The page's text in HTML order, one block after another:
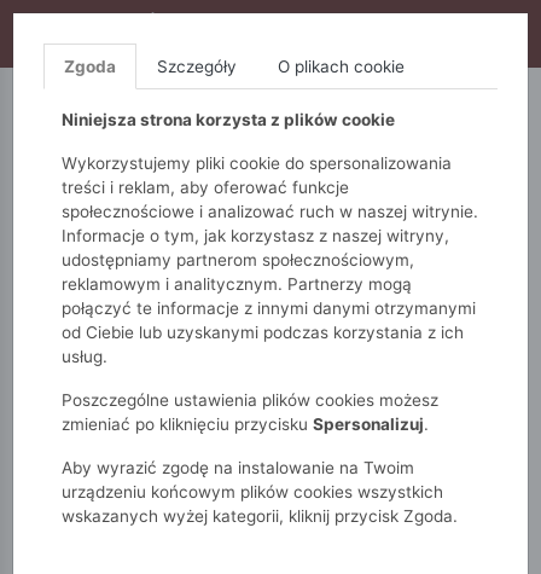
S10), DODATKOWE 15% ZA 3SZT (KOD: S15)
5.10.15. QUIOSQUE
Monnari Torby Na co dzień Torba z saszetką
Zgoda Szczegóły O plikach cookie
Niniejsza strona korzysta z plików cookie
Wykorzystujemy pliki cookie do spersonalizowania
treści i reklam, aby oferować funkcje
społecznościowe i analizować ruch w naszej witrynie.
Informacje o tym, jak korzystasz z naszej witryny,
udostępniamy partnerom społecznościowym,
reklamowym i analitycznym. Partnerzy mogą
połączyć te informacje z innymi danymi otrzymanymi
od Ciebie lub uzyskanymi podczas korzystania z ich
usług.
Poszczególne ustawienia plików cookies możesz
zmieniać po kliknięciu przycisku Spersonalizuj.
Aby wyrazić zgodę na instalowanie na Twoim
urządzeniu końcowym plików cookies wszystkich
wskazanych wyżej kategorii, kliknij przycisk Zgoda.